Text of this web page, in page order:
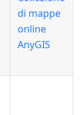
di mappe
online
AnyGIS